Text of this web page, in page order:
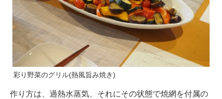
彩り野菜のグリル(熱風旨み焼き)
作り方は、過熱水蒸気、それにその状態で焼網を付属の